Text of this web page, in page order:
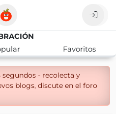
Favoritos
- recolecta y
blogs, discute en el foro